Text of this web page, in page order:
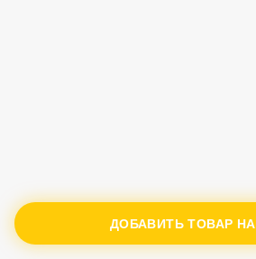
ДОБАВИТЬ ТОВАР НА